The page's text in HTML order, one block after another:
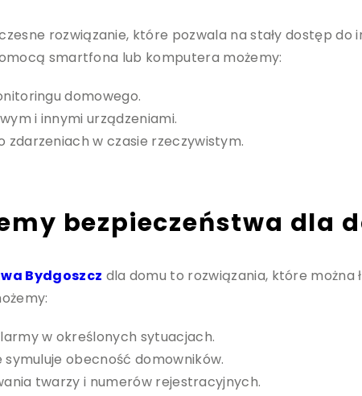
rozwiązanie, które pozwala na stały dostęp
smartfona lub komputera możemy:
domowego.
i innymi urządzeniami.
w czasie rzeczywistym.
bezpieczeństwa dla
Bydgoszcz dla domu to rozwiązania, które
w określonych sytuacjach.
obecność domowników.
twarzy i numerów rejestracyjnych.